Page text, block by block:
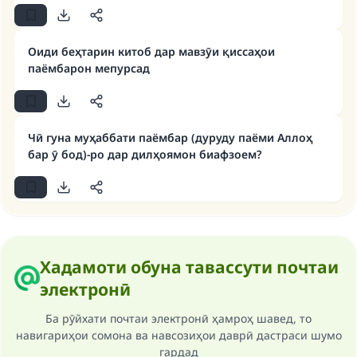
Оиди беҳтарин китоб дар мавзӯи қиссаҳои
паёмбарон мепурсад
Чӣ гуна муҳаббати паёмбар (дуруду паёми Аллоҳ
бар ӯ бод)-ро дар дилҳоямон биафзоем?
Хадамоти обуна тавассути почтаи
электронӣ
Ба рӯйхати почтаи электронӣ ҳамроҳ шавед, то
навигариҳои сомона ва навсозиҳои даврӣ дастраси шумо
гардад
Make an impact on millions of lives
with your contribution today
Your support is crucial for our mission.
"A person who leads others to doing what is
good will earn the same reward as those who